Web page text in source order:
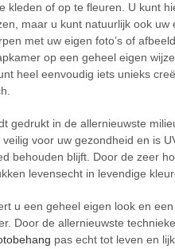
kleden of op te fleuren. U kunt
maar u kunt natuurlijk ook uw
met uw eigen foto’s of
op een geheel eigen
heel eenvoudig iets unieks
gedrukt in de allernieuwste
voor uw gezondheid en is
behouden blijft. Door de zeer
levensecht in levendige
u een geheel eigen look en
Door de allernieuwste
pas echt tot leven en